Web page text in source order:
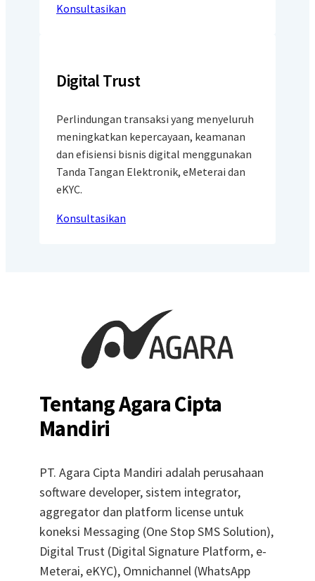
Konsultasikan
Digital Trust
Perlindungan transaksi yang menyeluruh
meningkatkan kepercayaan, keamanan
dan efisiensi bisnis digital menggunakan
Tanda Tangan Elektronik, eMeterai dan
eKYC.
Konsultasikan
Tentang Agara Cipta
Mandiri
PT. Agara Cipta Mandiri adalah perusahaan
software developer, sistem integrator,
aggregator dan platform license untuk
koneksi Messaging (One Stop SMS Solution),
Digital Trust (Digital Signature Platform, e-
Meterai, eKYC), Omnichannel (WhatsApp